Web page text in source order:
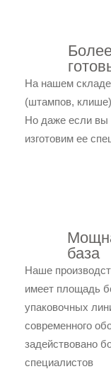
На нашем
(штампов,
Но даже если вы
изготовим ее
база
Наше
имеет площадь
упаковочных
современного
задействовано
специалистов